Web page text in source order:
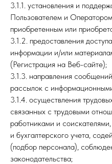
3.1.1. установления и
Пользователем и
приобретенным или
3.1.2. предоставления
информации и/или
(Регистрация на Веб-сайте);
3.1.3. направления
рассылок с
3.1.4. осуществления
связанных с трудовыми
работниками и
и бухгалтерского учета,
(подбор персонала),
законодательства;